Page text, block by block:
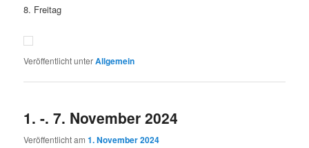
8. Freitag
Veröffentlicht unterAllgemein
1. -. 7. November 2024
Veröffentlicht am1. November 2024